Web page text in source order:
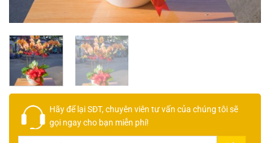
Hãy để lạiSĐT, chuyên viên tư vấn của chúng tôi sẽ
gọi ngay cho bạn miễn phí!